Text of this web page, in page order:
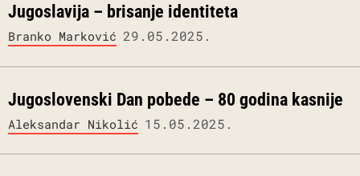
Jugoslavija – brisanje identiteta
Branko Marković 29.05.2025.
Jugoslovenski Dan pobede – 80 godina kasnije
Aleksandar Nikolić 15.05.2025.